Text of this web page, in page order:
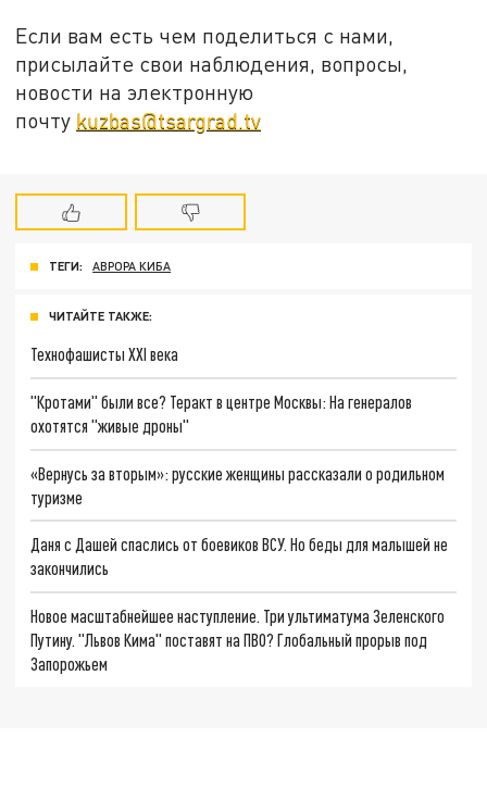
Если вам есть чем поделиться с нами,
присылайте свои наблюдения, вопросы,
новости на электронную
почту kuzbas@tsargrad.tv
ТЕГИ: АВРОРА КИБА
ЧИТАЙТЕ ТАКЖЕ:
Технофашисты XXI века
"Кротами" были все? Теракт в центре Москвы: На генералов
охотятся "живые дроны"
«Вернусь за вторым»: русские женщины рассказали о родильном
туризме
Даня с Дашей спаслись от боевиков ВСУ. Но беды для малышей не
закончились
Новое масштабнейшее наступление. Три ультиматума Зеленского
Путину. "Львов Кима" поставят на ПВО? Глобальный прорыв под
Запорожьем